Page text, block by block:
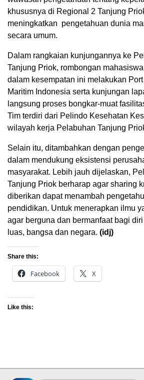
khususnya di Regional 2 Tanjung
meningkatkan pengetahuan dunia
secara umum.
Dalam rangkaian kunjungannya ke
Tanjung Priok, rombongan
dalam kesempatan ini melakukan
Maritim Indonesia serta kunjungan
langsung proses bongkar-muat
Tim terdiri dari Pelindo Kesehatan
wilayah kerja Pelabuhan Tanjung
Selain itu, ditambahkan dengan
dalam mendukung eksistensi
masyarakat. Lebih jauh dijelaskan,
Tanjung Priok berharap agar sharing
diberikan dapat menambah
pendidikan. Untuk menerapkan ilmu
agar berguna dan bermanfaat bagi
luas, bangsa dan negara. (idj)
Share this:
Facebook X
Like this: